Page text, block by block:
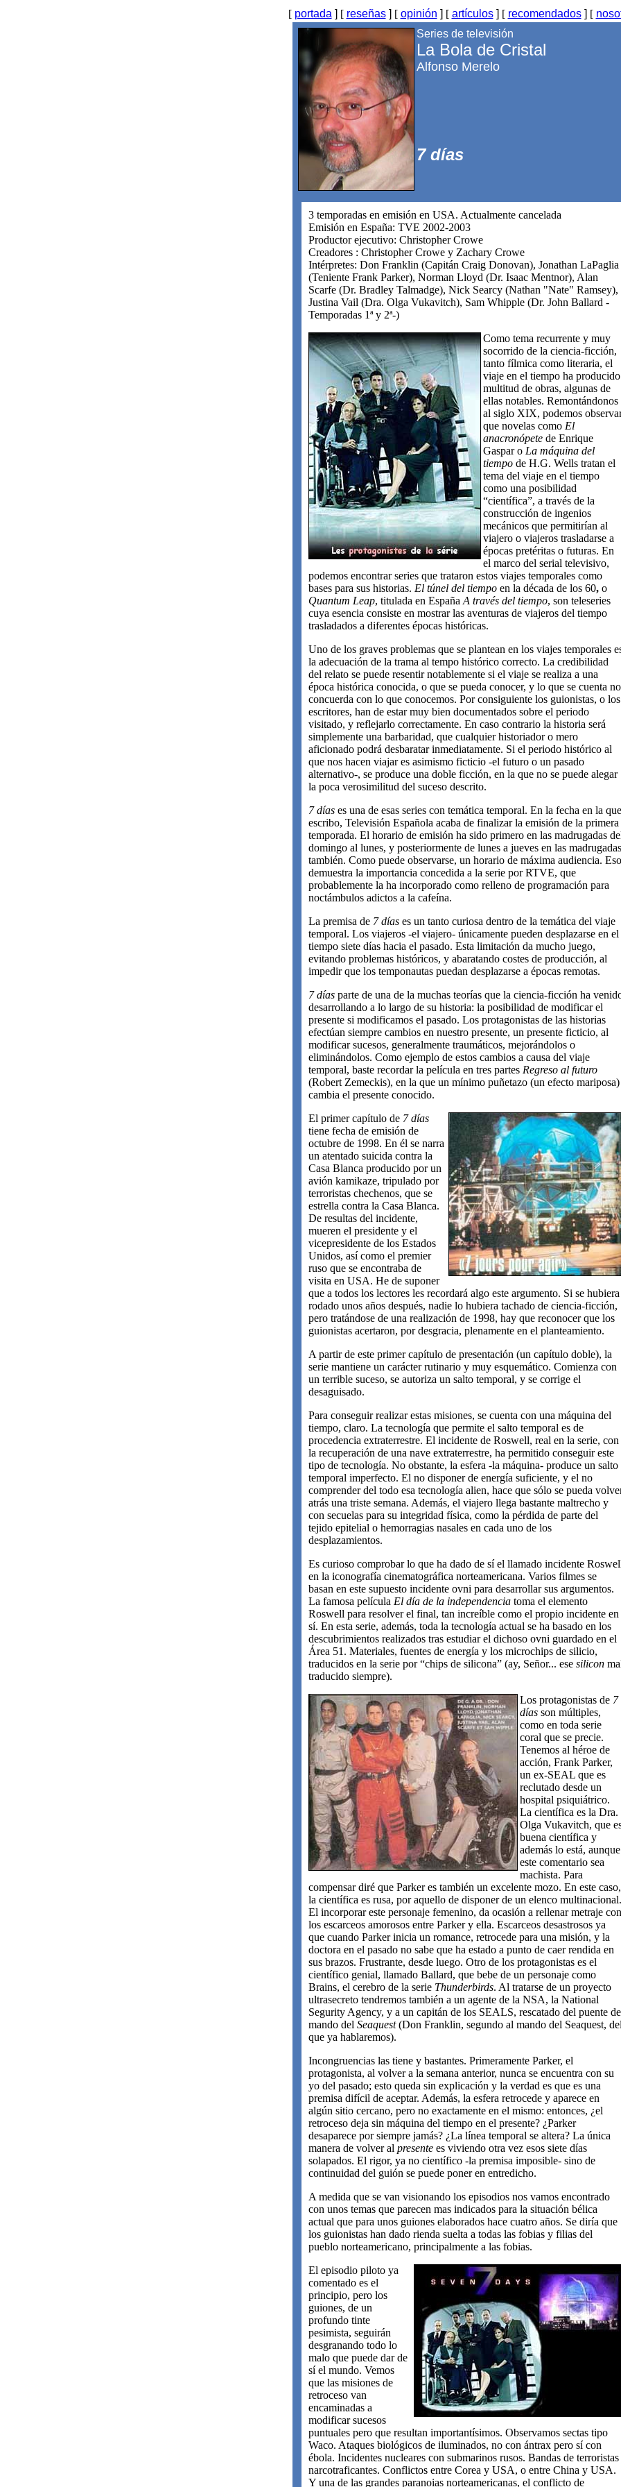
[ portada ] [ reseñas] [ opinión ] [ artículos] [ recomendados] [
Series de televisión
La Bola de Cristal
Alfonso Merelo
7 días
3 temporadas en emisión en USA. Actualmente cancelada
Emisión en España: TVE 2002-2003
Productor ejecutivo: Christopher Crowe
Creadores : Christopher Crowe y Zachary Crowe
Intérpretes: Don Franklin (Capitán Craig Donovan), Jonathan LaPaglia
(Teniente Frank Parker), Norman Lloyd (Dr. Isaac Mentnor), Alan
Scarfe (Dr. Bradley Talmadge), Nick Searcy (Nathan "Nate" Ramsey),
Justina Vail (Dra. Olga Vukavitch), Sam Whipple (Dr. John Ballard -
Temporadas 1ª y 2ª-)
Como tema recurrente y muy
socorrido de la ciencia-ficción,
tanto fílmica como literaria, el
viaje en el tiempo ha producido
multitud de obras, algunas de
ellas notables. Remontándonos
al siglo XIX, podemos
que novelas como El
anacronópete de Enrique
Gaspar o La máquina del
tiempo de H.G. Wells tratan el
tema del viaje en el tiempo
como una posibilidad
“científica”, a través de la
construcción de ingenios
mecánicos que permitirían al
viajero o viajeros trasladarse a
épocas pretéritas o futuras. En
el marco del serial televisivo,
podemos encontrar series que trataron estos viajes temporales como
bases para sus historias. El túnel del tiempo en la década de los 60, o
Quantum Leap, titulada en España A través del tiempo, son teleseries
cuya esencia consiste en mostrar las aventuras de viajeros del tiempo
trasladados a diferentes épocas históricas.
Uno de los graves problemas que se plantean en los viajes temporales
la adecuación de la trama al tempo histórico correcto. La credibilidad
del relato se puede resentir notablemente si el viaje se realiza a una
época histórica conocida, o que se pueda conocer, y lo que se cuenta no
concuerda con lo que conocemos. Por consiguiente los guionistas, o los
escritores, han de estar muy bien documentados sobre el periodo
visitado, y reflejarlo correctamente. En caso contrario la historia será
simplemente una barbaridad, que cualquier historiador o mero
aficionado podrá desbaratar inmediatamente. Si el periodo histórico al
que nos hacen viajar es asimismo ficticio -el futuro o un pasado
alternativo-, se produce una doble ficción, en la que no se puede alegar
la poca verosimilitud del suceso descrito.
7 días es una de esas series con temática temporal. En la fecha en la que
escribo, Televisión Española acaba de finalizar la emisión de la primera
temporada. El horario de emisión ha sido primero en las madrugadas
domingo al lunes, y posteriormente de lunes a jueves en las madrugadas
también. Como puede observarse, un horario de máxima audiencia. Eso
demuestra la importancia concedida a la serie por RTVE, que
probablemente la ha incorporado como relleno de programación para
noctámbulos adictos a la cafeína.
La premisa de 7 días es un tanto curiosa dentro de la temática del viaje
temporal. Los viajeros -el viajero- únicamente pueden desplazarse en el
tiempo siete días hacia el pasado. Esta limitación da mucho juego,
evitando problemas históricos, y abaratando costes de producción, al
impedir que los temponautas puedan desplazarse a épocas remotas.
7 días parte de una de la muchas teorías que la ciencia-ficción ha
desarrollando a lo largo de su historia: la posibilidad de modificar el
presente si modificamos el pasado. Los protagonistas de las historias
efectúan siempre cambios en nuestro presente, un presente ficticio, al
modificar sucesos, generalmente traumáticos, mejorándolos o
eliminándolos. Como ejemplo de estos cambios a causa del viaje
temporal, baste recordar la película en tres partes Regreso al futuro
(Robert Zemeckis), en la que un mínimo puñetazo (un efecto mariposa)
cambia el presente conocido.
El primer capítulo de 7 días
tiene fecha de emisión de
octubre de 1998. En él se narra
un atentado suicida contra la
Casa Blanca producido por un
avión kamikaze, tripulado por
terroristas chechenos, que se
estrella contra la Casa Blanca.
De resultas del incidente,
mueren el presidente y el
vicepresidente de los Estados
Unidos, así como el premier
ruso que se encontraba de
visita en USA. He de suponer
que a todos los lectores les recordará algo este argumento. Si se hubiera
rodado unos años después, nadie lo hubiera tachado de ciencia-ficción,
pero tratándose de una realización de 1998, hay que reconocer que los
guionistas acertaron, por desgracia, plenamente en el planteamiento.
A partir de este primer capítulo de presentación (un capítulo doble), la
serie mantiene un carácter rutinario y muy esquemático. Comienza con
un terrible suceso, se autoriza un salto temporal, y se corrige el
desaguisado.
Para conseguir realizar estas misiones, se cuenta con una máquina del
tiempo, claro. La tecnología que permite el salto temporal es de
procedencia extraterrestre. El incidente de Roswell, real en la serie, con
la recuperación de una nave extraterrestre, ha permitido conseguir este
tipo de tecnología. No obstante, la esfera -la máquina- produce un salto
temporal imperfecto. El no disponer de energía suficiente, y el no
comprender del todo esa tecnología alien, hace que sólo se pueda
atrás una triste semana. Además, el viajero llega bastante maltrecho y
con secuelas para su integridad física, como la pérdida de parte del
tejido epitelial o hemorragias nasales en cada uno de los
desplazamientos.
Es curioso comprobar lo que ha dado de sí el llamado incidente
en la iconografía cinematográfica norteamericana. Varios filmes se
basan en este supuesto incidente ovni para desarrollar sus argumentos.
La famosa película El día de la independencia toma el elemento
Roswell para resolver el final, tan increíble como el propio incidente en
sí. En esta serie, además, toda la tecnología actual se ha basado en los
descubrimientos realizados tras estudiar el dichoso ovni guardado en el
Área 51. Materiales, fuentes de energía y los microchips de silicio,
traducidos en la serie por “chips de silicona” (ay, Señor... ese silicon
traducido siempre).
Los protagonistas de 7
días son múltiples,
como en toda serie
coral que se precie.
Tenemos al héroe de
acción, Frank Parker,
un ex-SEAL que es
reclutado desde un
hospital psiquiátrico.
La científica es la Dra.
Olga Vukavitch, que
buena científica y
además lo está, aunque
este comentario sea
machista. Para
compensar diré que Parker es también un excelente mozo. En este caso,
la científica es rusa, por aquello de disponer de un elenco multinacional.
El incorporar este personaje femenino, da ocasión a rellenar metraje con
los escarceos amorosos entre Parker y ella. Escarceos desastrosos ya
que cuando Parker inicia un romance, retrocede para una misión, y la
doctora en el pasado no sabe que ha estado a punto de caer rendida en
sus brazos. Frustrante, desde luego. Otro de los protagonistas es el
científico genial, llamado Ballard, que bebe de un personaje como
Brains, el cerebro de la serie Thunderbirds. Al tratarse de un proyecto
ultrasecreto tendremos también a un agente de la NSA, la National
Segurity Agency, y a un capitán de los SEALS, rescatado del puente de
mando del Seaquest(Don Franklin, segundo al mando del Seaquest,
que ya hablaremos).
Incongruencias las tiene y bastantes. Primeramente Parker, el
protagonista, al volver a la semana anterior, nunca se encuentra con su
yo del pasado; esto queda sin explicación y la verdad es que es una
premisa difícil de aceptar. Además, la esfera retrocede y aparece en
algún sitio cercano, pero no exactamente en el mismo: entonces, ¿el
retroceso deja sin máquina del tiempo en el presente? ¿Parker
desaparece por siempre jamás? ¿La línea temporal se altera? La única
manera de volver al presente es viviendo otra vez esos siete días
solapados. El rigor, ya no científico -la premisa imposible- sino de
continuidad del guión se puede poner en entredicho.
A medida que se van visionando los episodios nos vamos encontrado
con unos temas que parecen mas indicados para la situación bélica
actual que para unos guiones elaborados hace cuatro años. Se diría que
los guionistas han dado rienda suelta a todas las fobias y filias del
pueblo norteamericano, principalmente a las fobias.
El episodio piloto ya
comentado es el
principio, pero los
guiones, de un
profundo tinte
pesimista, seguirán
desgranando todo lo
malo que puede dar de
sí el mundo. Vemos
que las misiones de
retroceso van
encaminadas a
modificar sucesos
puntuales pero que resultan importantísimos. Observamos sectas tipo
Waco. Ataques biológicos de iluminados, no con ántrax pero sí con
ébola. Incidentes nucleares con submarinos rusos. Bandas de terroristas
narcotraficantes. Conflictos entre Corea y USA, o entre China y USA.
Y una de las grandes paranoias norteamericanas, el conflicto de